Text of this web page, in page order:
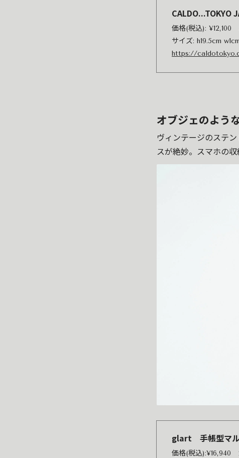
CALDO...TOKYO
価格(税込):
サイズ: h19.5cm
https://
オブジェのよう
ヴィンテージのステ
スが絶妙。スマホの
glart 手帳型マル
価格(税込):¥16,940